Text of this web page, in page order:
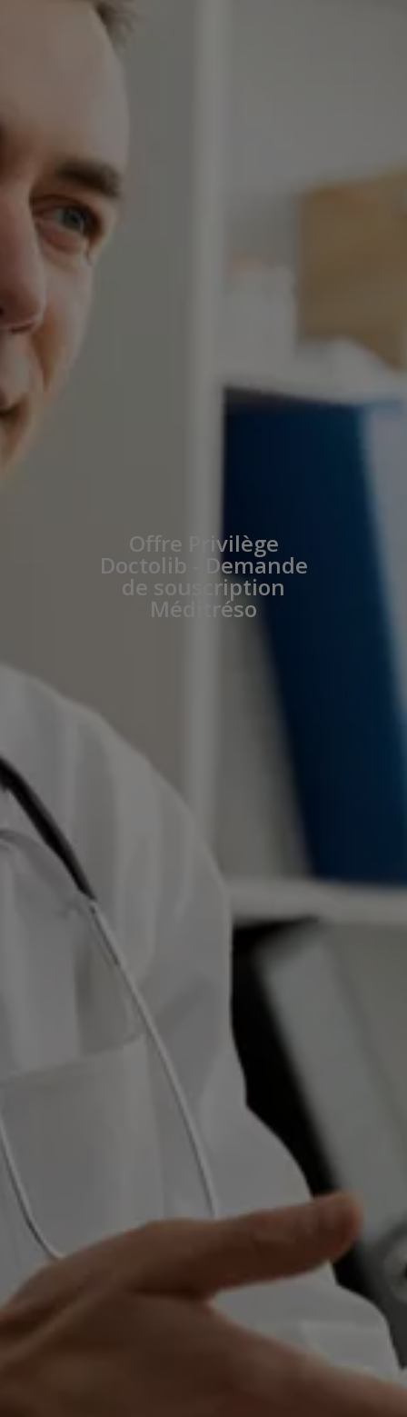
Offre Privilège
Doctolib - Demande
de souscription
Méditréso